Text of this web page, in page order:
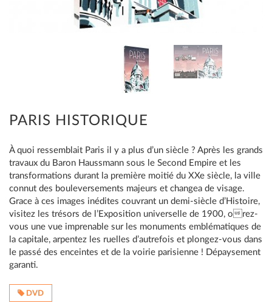
PARIS HISTORIQUE
À quoi ressemblait Paris il y a plus d’un siècle ? Après les grands
travaux du Baron Haussmann sous le Second Empire et les
transformations durant la première moitié du XXe siècle, la ville
connut des bouleversements majeurs et changea de visage.
Grace à ces images inédites couvrant un demi-siècle d’Histoire,
visitez les trésors de l’Exposition universelle de 1900, orez-
vous une vue imprenable sur les monuments emblématiques de
la capitale, arpentez les ruelles d’autrefois et plongez-vous dans
le passé des enceintes et de la voirie parisienne ! Dépaysement
garanti.
DVD